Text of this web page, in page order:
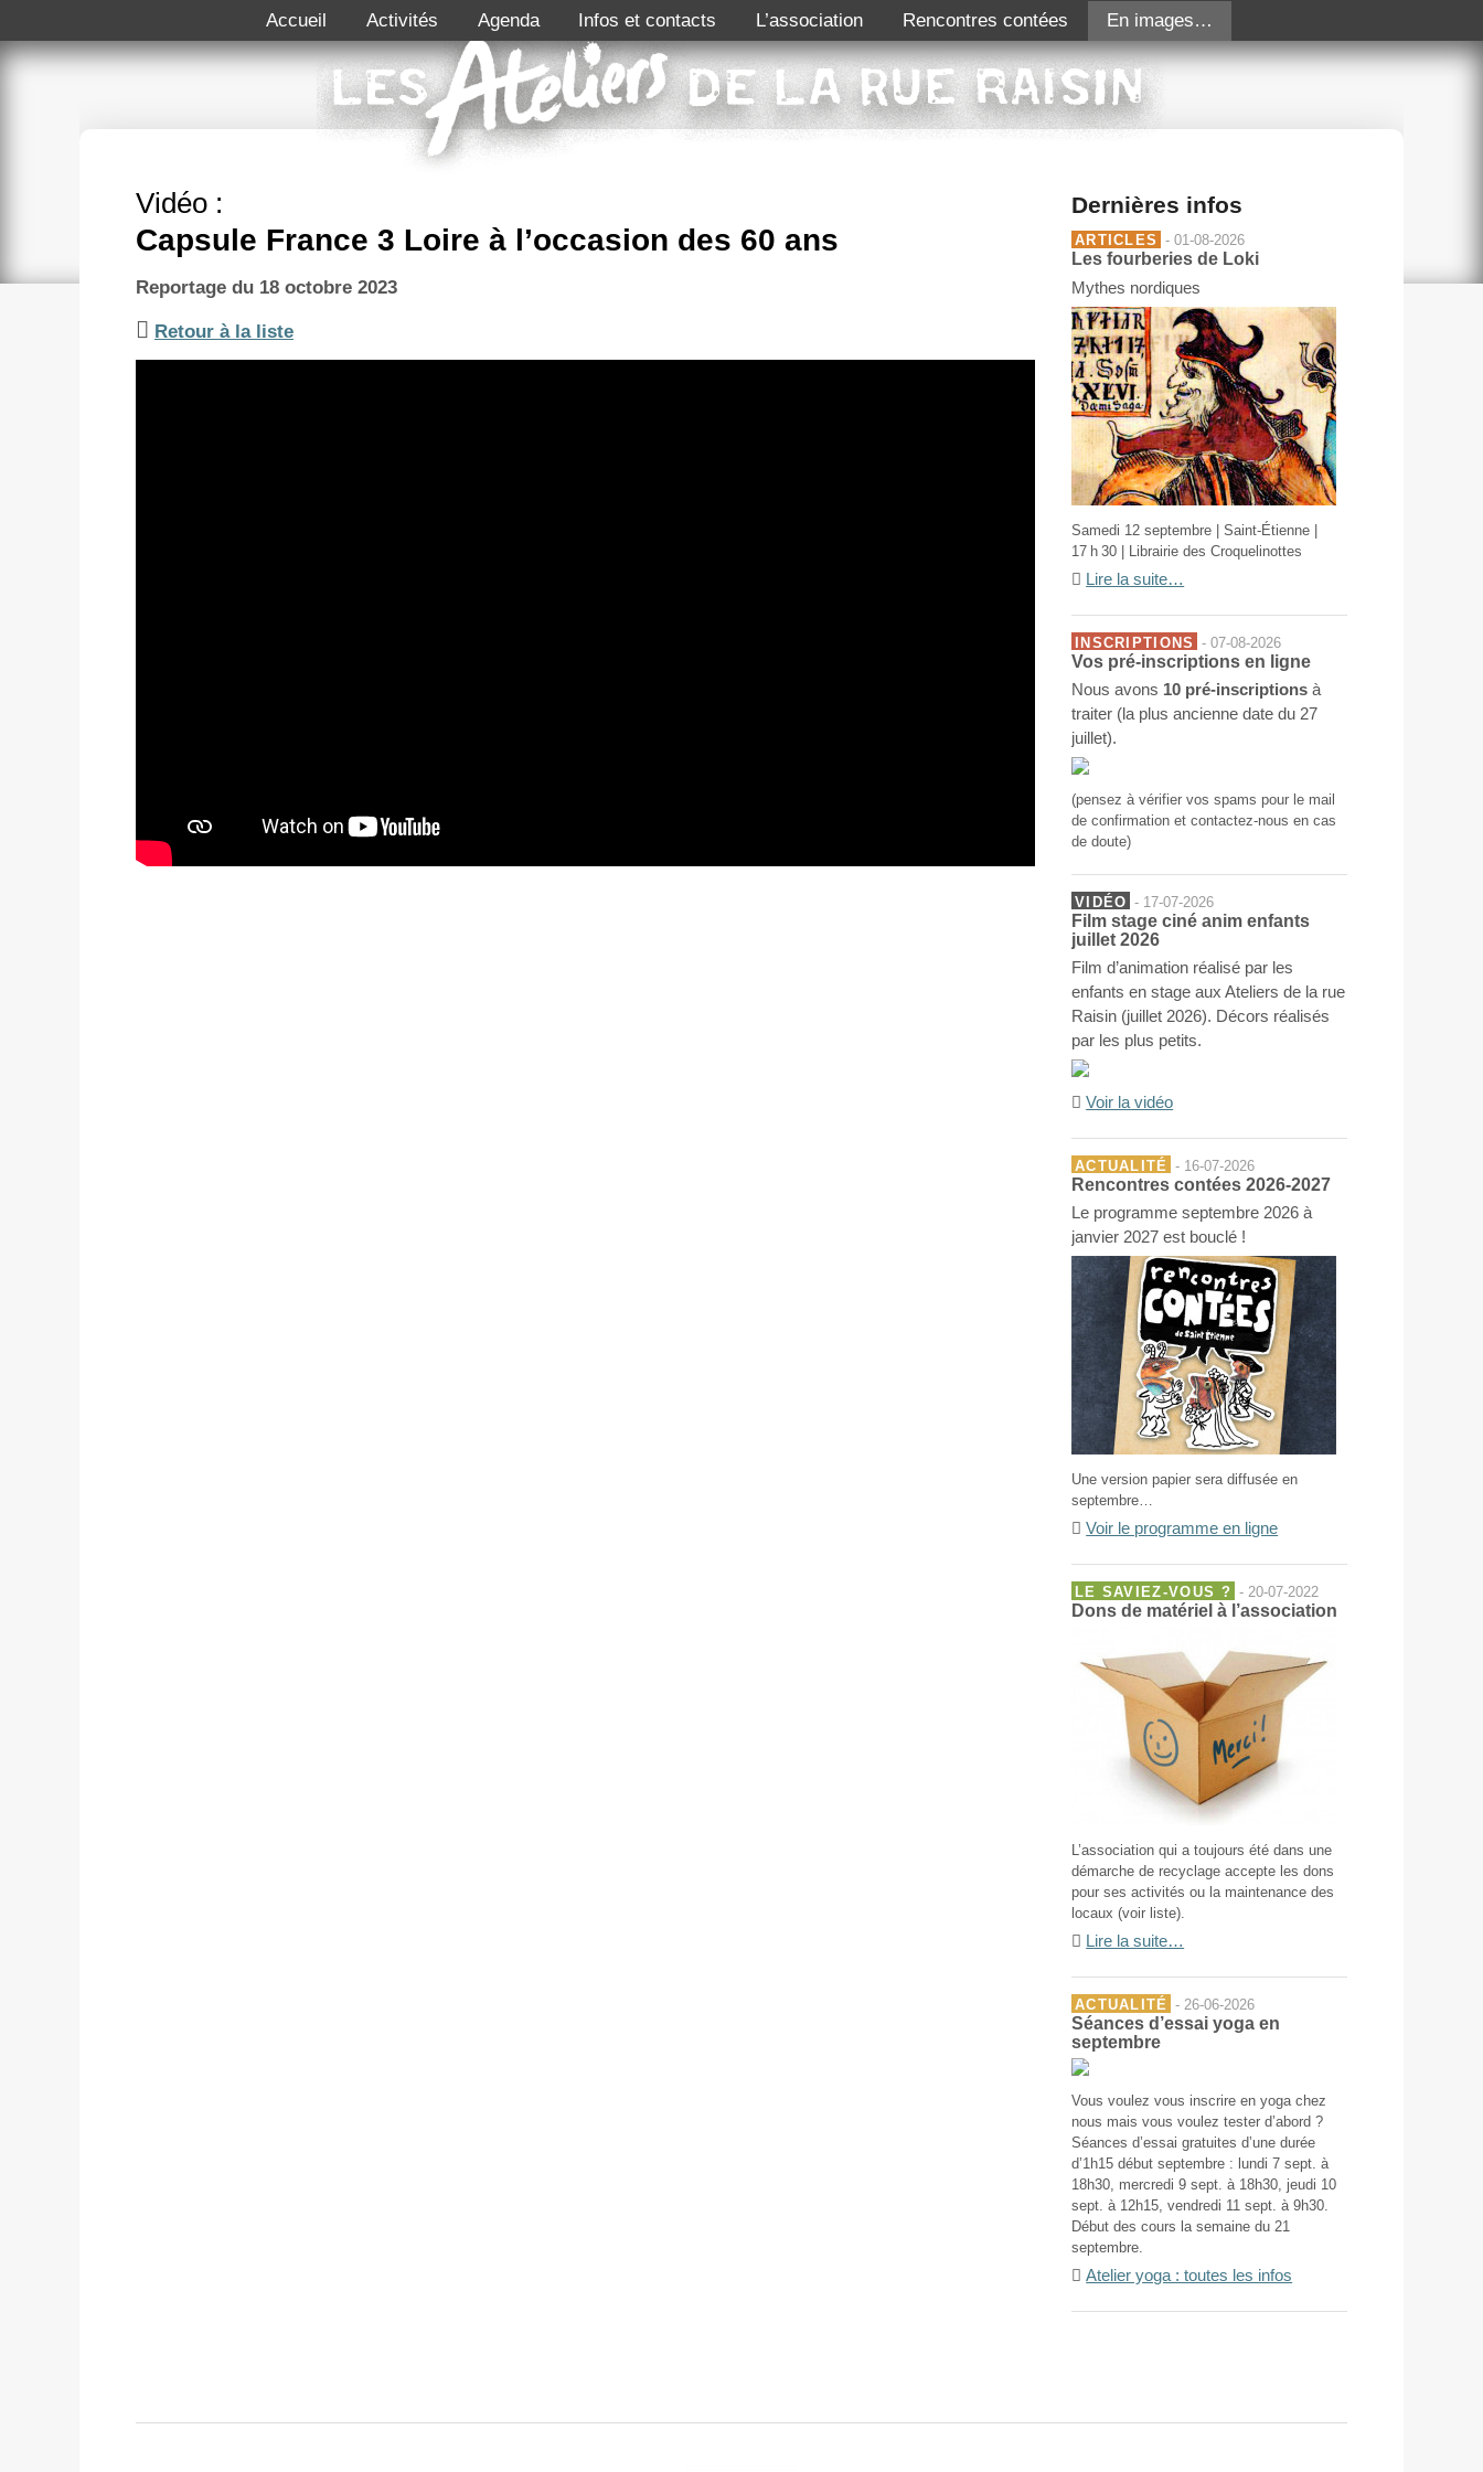
Accueil Activités Agenda Infos et contacts L’association Rencontres contées En images…
Vidéo :
Capsule France 3 Loire à l’occasion des 60 ans
Reportage du 18 octobre 2023
Retour à la liste
Dernières infos
ARTICLES - 01-08-2026
Les fourberies de Loki
Mythes nordiques
Samedi 12 septembre | Saint-Étienne |
17 h 30 | Librairie des Croquelinottes
Lire la suite…
INSCRIPTIONS - 07-08-2026
Vos pré-inscriptions en ligne
Nous avons 10 pré-inscriptions à
traiter (la plus ancienne date du 27
juillet).
(pensez à vérifier vos spams pour le mail
de confirmation et contactez-nous en cas
de doute)
VIDÉO - 17-07-2026
Film stage ciné anim enfants
juillet 2026
Film d’animation réalisé par les
enfants en stage aux Ateliers de la rue
Raisin (juillet 2026). Décors réalisés
par les plus petits.
Voir la vidéo
ACTUALITÉ - 16-07-2026
Rencontres contées 2026-2027
Le programme septembre 2026 à
janvier 2027 est bouclé !
Une version papier sera diffusée en
septembre…
Voir le programme en ligne
LE SAVIEZ-VOUS ? - 20-07-2022
Dons de matériel à l’association
L’association qui a toujours été dans une
démarche de recyclage accepte les dons
pour ses activités ou la maintenance des
locaux (voir liste).
Lire la suite…
ACTUALITÉ - 26-06-2026
Séances d’essai yoga en
septembre
Vous voulez vous inscrire en yoga chez
nous mais vous voulez tester d’abord ?
Séances d’essai gratuites d’une durée
d’1h15 début septembre : lundi 7 sept. à
18h30, mercredi 9 sept. à 18h30, jeudi 10
sept. à 12h15, vendredi 11 sept. à 9h30.
Début des cours la semaine du 21
septembre.
Atelier yoga : toutes les infos